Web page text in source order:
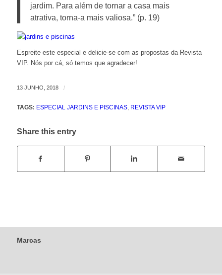
jardim. Para além de tornar a casa mais
atrativa, torna-a mais valiosa.” (p. 19)
Espreite este especial e delicie-se com as propostas da Revista
VIP. Nós por cá, só temos que agradecer!
13 JUNHO, 2018 /
TAGS: ESPECIAL JARDINS E PISCINAS, REVISTA VIP
Share this entry
Marcas